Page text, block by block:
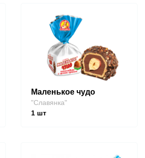
Маленькое чудо
"Славянка"
1шт